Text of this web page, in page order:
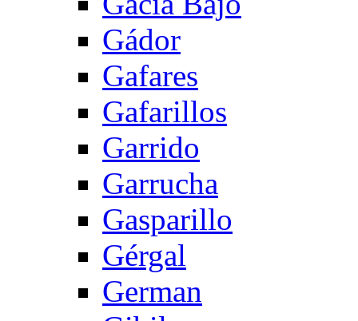
Gádor
Gafares
Gafarillos
Garrido
Garrucha
Gasparillo
Gérgal
German